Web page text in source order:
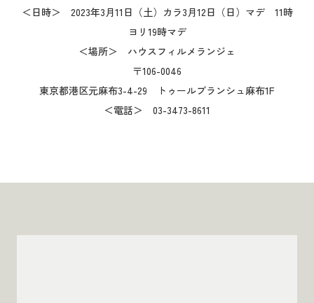
＜日時＞ 2023年3月11日（土）カラ3月12日（日）マデ 11時
ヨリ19時マデ
＜場所＞ ハウスフィルメランジェ
〒106-0046
東京都港区元麻布3-4-29 トゥールブランシュ麻布1F
＜電話＞ 03-3473-8611